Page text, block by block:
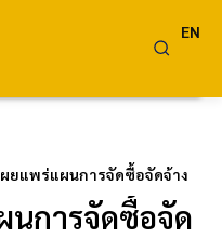
EN
ยแพร่แผนการจัดซื้อจัดจ้าง
นการจัดซื้อจัด